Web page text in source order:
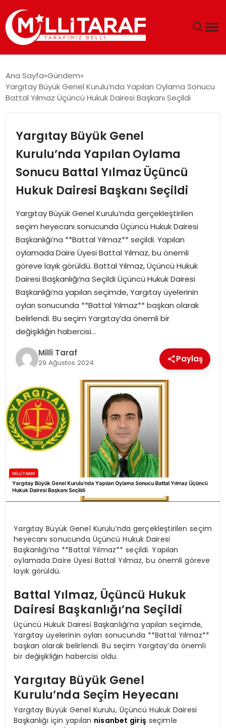
ÖZEL SAYFALAR
EKONOMI
SPOR
MAGAZIN
Ana Sayfa Gündem
Yargıtay Büyük Genel Kurulu’nda Yapılan Oylama Sonucu
Battal Yılmaz Üçüncü Hukuk Dairesi Başkanı Seçildi
Yargıtay Büyük Genel
Kurulu’nda Yapılan Oylama
Sonucu Battal Yılmaz Üçüncü
Hukuk Dairesi Başkanı Seçildi
Yargıtay Büyük Genel Kurulu’nda gerçekleştirilen
seçim heyecanı sonucunda Üçüncü Hukuk Dairesi
Başkanlığı’na **Battal Yılmaz** seçildi. Yapılan
oylamada Daire Üyesi Battal Yılmaz, bu önemli
göreve layık görüldü. Battal Yılmaz, Üçüncü Hukuk
Dairesi Başkanlığı’na Seçildi Üçüncü Hukuk Dairesi
Başkanlığı’na yapılan seçimde, Yargıtay üyelerinin
oyları sonucunda **Battal Yılmaz** başkan olarak
belirlendi. Bu seçim Yargıtay’da önemli bir
değişikliğin habercisi…
Milli Taraf
29 Ağustos 2024 Paylaş
Yargıtay Büyük Genel Kurulu’nda gerçekleştirilen seçim
heyecanı sonucunda Üçüncü Hukuk Dairesi
Başkanlığı’na **Battal Yılmaz** seçildi. Yapılan
oylamada Daire Üyesi Battal Yılmaz, bu önemli göreve
layık görüldü.
Battal Yılmaz, Üçüncü Hukuk
Dairesi Başkanlığı’na Seçildi
Üçüncü Hukuk Dairesi Başkanlığı’na yapılan seçimde,
Yargıtay üyelerinin oyları sonucunda **Battal Yılmaz**
başkan olarak belirlendi. Bu seçim Yargıtay’da önemli
bir değişikliğin habercisi oldu.
Yargıtay Büyük Genel
Kurulu’nda Seçim Heyecanı
Yargıtay Büyük Genel Kurulu, Üçüncü Hukuk Dairesi
Başkanlığı için yapılan nisanbet giriş seçimle